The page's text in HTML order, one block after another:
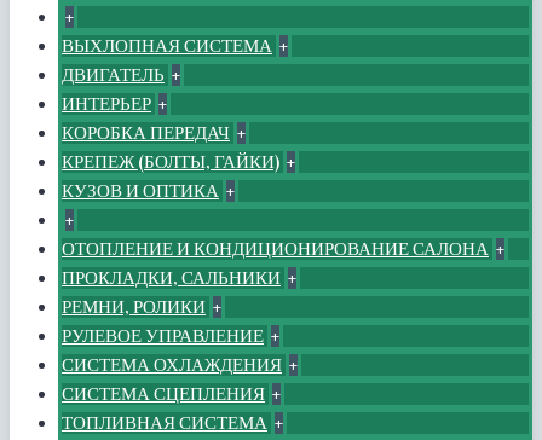
+
ВЫХЛОПНАЯ СИСТЕМА +
ДВИГАТЕЛЬ +
ИНТЕРЬЕР +
КОРОБКА ПЕРЕДАЧ +
КРЕПЕЖ (БОЛТЫ, ГАЙКИ) +
КУЗОВ И ОПТИКА +
+
ОТОПЛЕНИЕ И КОНДИЦИОНИРОВАНИЕ САЛОНА +
ПРОКЛАДКИ, САЛЬНИКИ +
РЕМНИ, РОЛИКИ +
РУЛЕВОЕ УПРАВЛЕНИЕ +
СИСТЕМА ОХЛАЖДЕНИЯ +
СИСТЕМА СЦЕПЛЕНИЯ +
ТОПЛИВНАЯ СИСТЕМА +